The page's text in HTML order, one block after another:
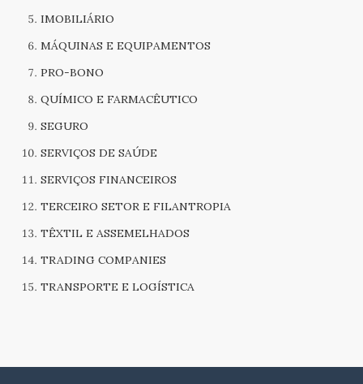
IMOBILIÁRIO
MÁQUINAS E EQUIPAMENTOS
PRO-BONO
QUÍMICO E FARMACÊUTICO
SEGURO
SERVIÇOS DE SAÚDE
SERVIÇOS FINANCEIROS
TERCEIRO SETOR E FILANTROPIA
TÊXTIL E ASSEMELHADOS
TRADING COMPANIES
TRANSPORTE E LOGÍSTICA